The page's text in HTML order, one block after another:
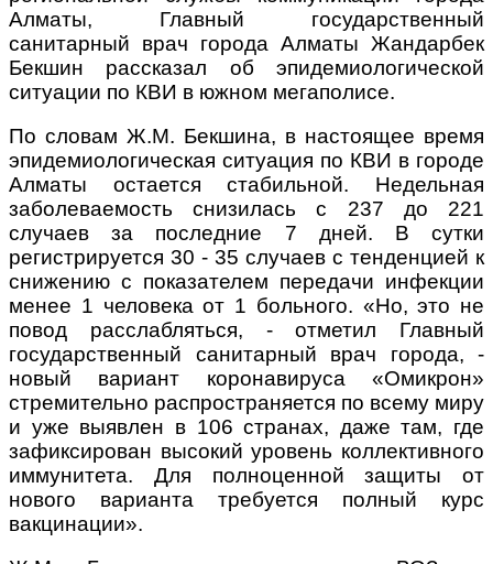
Алматы, Главный государственный
санитарный врач города Алматы Жандарбек
Бекшин рассказал об эпидемиологической
ситуации по КВИ в южном мегаполисе.
По словам Ж.М. Бекшина, в настоящее время
эпидемиологическая ситуация по КВИ в городе
Алматы остается стабильной. Недельная
заболеваемость снизилась с 237 до 221
случаев за последние 7 дней. В сутки
регистрируется 30 - 35 случаев с тенденцией к
снижению с показателем передачи инфекции
менее 1 человека от 1 больного. «Но, это не
повод расслабляться, - отметил Главный
государственный санитарный врач города, -
новый вариант коронавируса «Омикрон»
стремительно распространяется по всему миру
и уже выявлен в 106 странах, даже там, где
зафиксирован высокий уровень коллективного
иммунитета. Для полноценной защиты от
нового варианта требуется полный курс
вакцинации».